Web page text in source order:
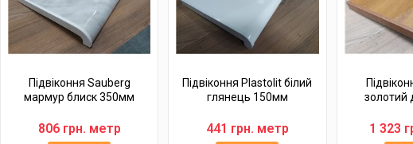
Підвіконня Sauberg
мармур блиск 350мм
806 грн. метр
Підвіконня Plastolit білий
глянець 150мм
441 грн. метр
золотий
1 323